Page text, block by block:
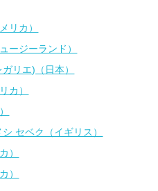
リカ）
ージーランド）
リエ)（日本）
カ）
セベク（イギリス）
）
）